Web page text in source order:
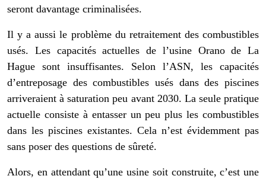
seront davantage criminalisées.
Il y a aussi le problème du retraitement des combustibles
usés. Les capacités actuelles de l’usine Orano de La
Hague sont insuffisantes. Selon l’ASN, les capacités
d’entreposage des combustibles usés dans des piscines
arriveraient à saturation peu avant 2030. La seule pratique
actuelle consiste à entasser un peu plus les combustibles
dans les piscines existantes. Cela n’est évidemment pas
sans poser des questions de sûreté.
Alors, en attendant qu’une usine soit construite, c’est une